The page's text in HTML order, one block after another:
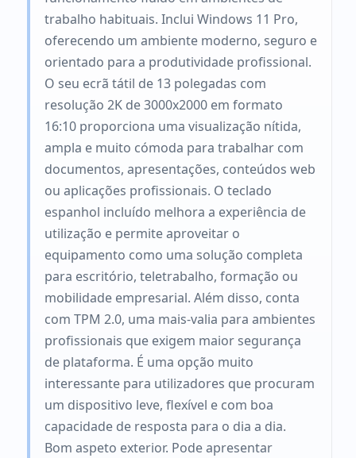
trabalho habituais. Inclui Windows 11 Pro,
oferecendo um ambiente moderno, seguro e
orientado para a produtividade profissional.
O seu ecrã tátil de 13 polegadas com
resolução 2K de 3000x2000 em formato
16:10 proporciona uma visualização nítida,
ampla e muito cómoda para trabalhar com
documentos, apresentações, conteúdos web
ou aplicações profissionais. O teclado
espanhol incluído melhora a experiência de
utilização e permite aproveitar o
equipamento como uma solução completa
para escritório, teletrabalho, formação ou
mobilidade empresarial. Além disso, conta
com TPM 2.0, uma mais-valia para ambientes
profissionais que exigem maior segurança
de plataforma. É uma opção muito
interessante para utilizadores que procuram
um dispositivo leve, flexível e com boa
capacidade de resposta para o dia a dia.
Bom aspeto exterior. Pode apresentar